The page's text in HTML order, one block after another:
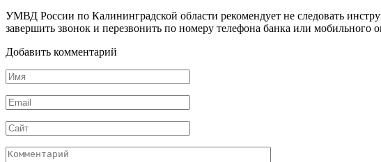
УМВД России по Калининградской области рекомендует не следовать
завершить звонок и перезвонить по номеру телефона банка или мобильного
Добавить комментарий
Имя
Email
Сайт
Комментарий